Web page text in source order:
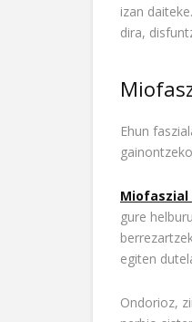
izan
dira,
Ehun
gure
egiten
Ondorioz,